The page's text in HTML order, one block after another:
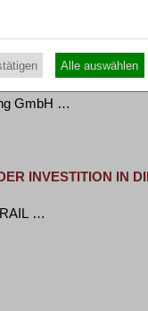
…
ICELAKE AN
GmbH …
INVESTITION IN
…
Alle auswählen